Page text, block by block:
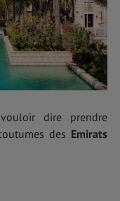
dire prendre
des Emirats